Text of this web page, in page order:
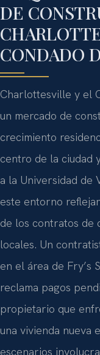
DE
CONDADO
Charlottesville y el
un mercado de
crecimiento
centro de la ciudad
a la Universidad de
este entorno
de los contratos de
locales. Un
en el área de Fry’s
reclama pagos
propietario que
una vivienda nueva
escenarios